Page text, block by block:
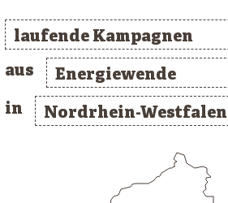
laufende Kampagnen
aus
Energiewende
in
Nordrhein-Westfalen